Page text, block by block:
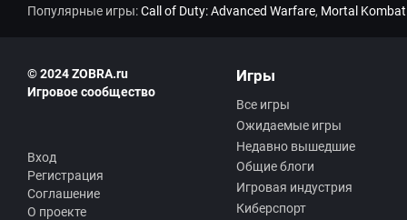
Популярные игры:Call of Duty: Advanced Warfare, Mortal
© 2024 ZOBRA.ru
Игровое сообщество
Вход
Регистрация
Соглашение
О проекте
Игры
Все игры
Ожидаемые игры
Недавно вышедшие
Общие блоги
Игровая индустрия
Киберспорт